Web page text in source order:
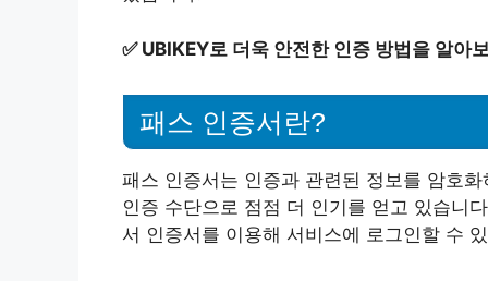
✅ UBIKEY로 더욱 안전한 인증 방법을 알아
패스 인증서란?
패스 인증서는 인증과 관련된 정보를 암호
인증 수단으로 점점 더 인기를 얻고 있습니
서 인증서를 이용해 서비스에 로그인할 수